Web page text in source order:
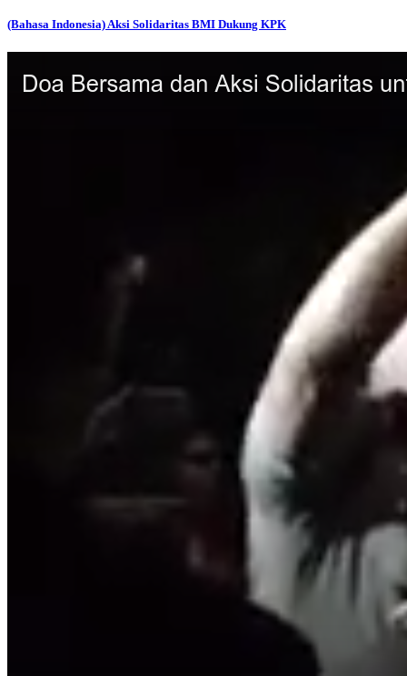
(Bahasa Indonesia) Aksi Solidaritas BMI Dukung KPK